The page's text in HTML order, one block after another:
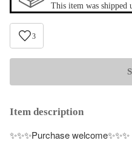
This item was shipped
3
Item description
✨✨✨Purchase welcome✨✨✨